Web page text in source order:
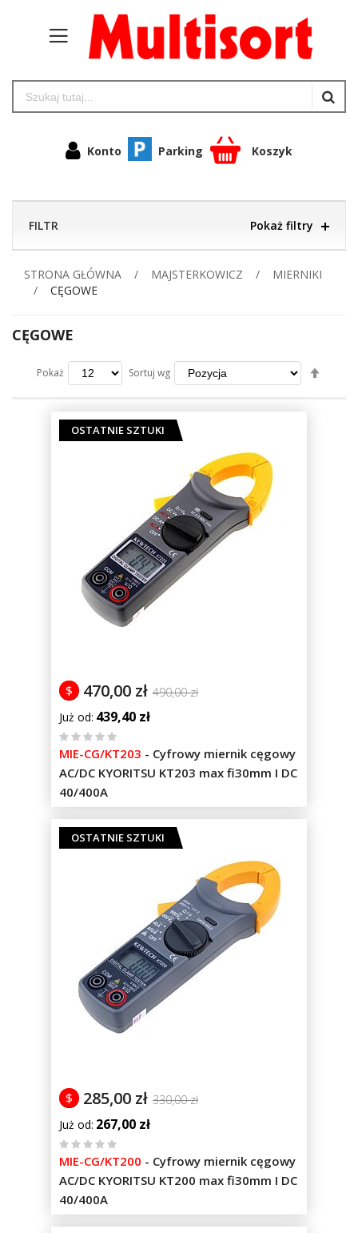
Konto Parking Koszyk
FILTR Pokaż filtry
STRONA GŁÓWNA MAJSTERKOWICZ
MIERNIKI
CĘGOWE
CĘGOWE
Pokaż Sortuj wg
OSTATNIE SZTUKI
470,00 zł 490,00 zł
$
Już od 439,40 zł
%
100
MIE-CG/KT203 - Cyfrowy miernik cęgowy
AC/DC KYORITSU KT203 max fi30mm I DC
40/400A
OSTATNIE SZTUKI
285,00 zł 330,00 zł
$
Już od 267,00 zł
%
100
MIE-CG/KT200 - Cyfrowy miernik cęgowy
AC/DC KYORITSU KT200 max fi30mm I DC
40/400A